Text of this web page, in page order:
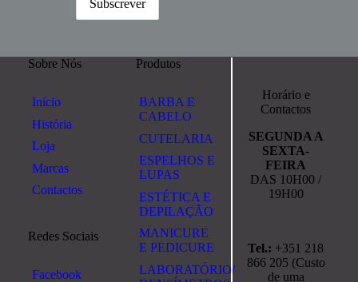
Sobre Nós
Início
História
Loja
Marcas
Contactos
Redes Sociais
Facebook
Produtos
BARBA E
CABELO
CUTELARIA
ESPELHOS E
LUPAS
ESTÉTICA E
DEPILAÇÃO
MANICURE
E PEDICURE
LABORATÓRIO/
Horário e
Contactos
SEGUNDA A
SEXTA-
FEIRA
DAS 10H00 /
19H00
Tel.: +351 218
866 205 (Custo
de uma